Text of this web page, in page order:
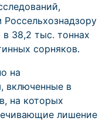
38,2 тыс. тоннах
сорняков.
на
включенные в
на которых
лишение